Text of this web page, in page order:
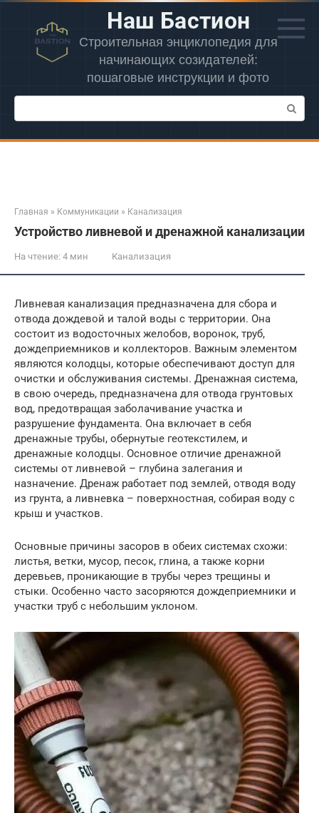
Перейти
контенту
Наш Бастион
Строительная энциклопедия для
начинающих созидателей:
пошаговые инструкции и фото
Поиск:
Главная » Коммуникации » Канализация
Устройство ливневой и дренажной канализации
На чтение: 4 мин Канализация
Ливневая канализация предназначена для сбора и
отвода дождевой и талой воды с территории. Она
состоит из водосточных желобов, воронок, труб,
дождеприемников и коллекторов. Важным элементом
являются колодцы, которые обеспечивают доступ для
очистки и обслуживания системы. Дренажная система,
в свою очередь, предназначена для отвода грунтовых
вод, предотвращая заболачивание участка и
разрушение фундамента. Она включает в себя
дренажные трубы, обернутые геотекстилем, и
дренажные колодцы. Основное отличие дренажной
системы от ливневой – глубина залегания и
назначение. Дренаж работает под землей, отводя воду
из грунта, а ливневка – поверхностная, собирая воду с
крыш и участков.
Основные причины засоров в обеих системах схожи:
листья, ветки, мусор, песок, глина, а также корни
деревьев, проникающие в трубы через трещины и
стыки. Особенно часто засоряются дождеприемники и
участки труб с небольшим уклоном.